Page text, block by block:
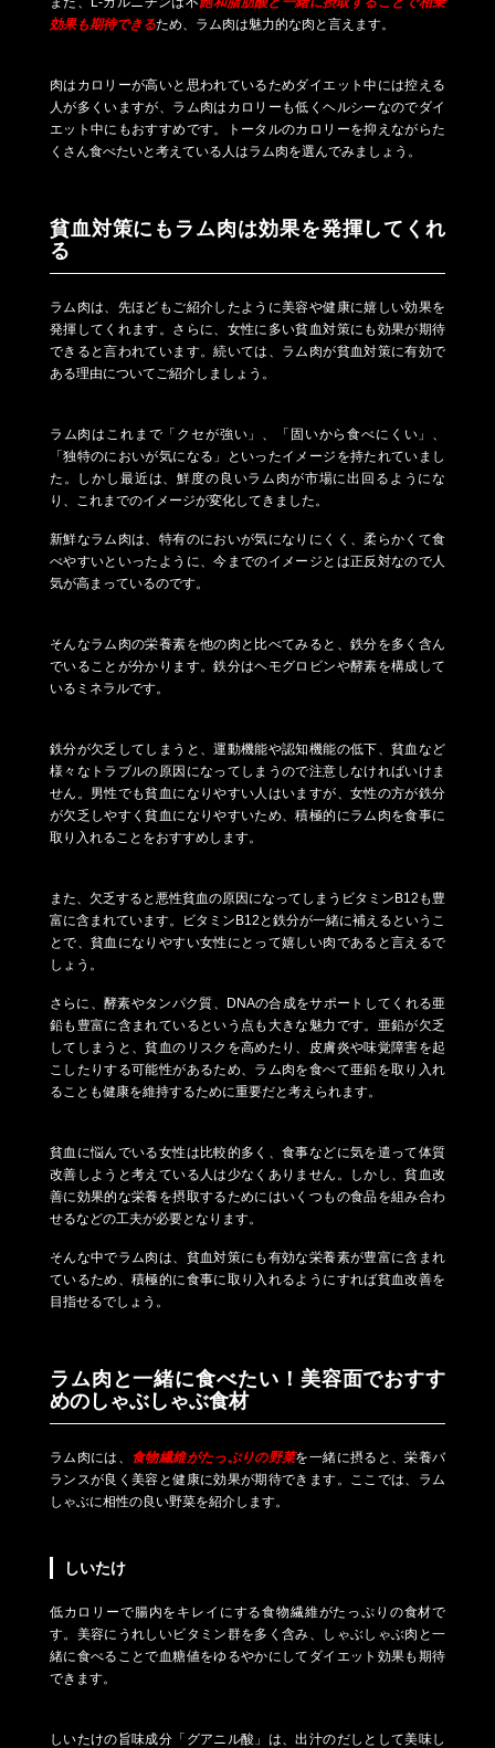
効果も期待できるため、ラム肉は魅力的な肉と言えます。
肉はカロリーが高いと思われているためダイエット中には控える
人が多くいますが、ラム肉はカロリーも低くヘルシーなのでダイ
エット中にもおすすめです。トータルのカロリーを抑えながらた
くさん食べたいと考えている人はラム肉を選んでみましょう。
貧血対策にもラム肉は効果を発揮してくれ
る
ラム肉は、先ほどもご紹介したように美容や健康に嬉しい効果を
発揮してくれます。さらに、女性に多い貧血対策にも効果が期待
できると言われています。続いては、ラム肉が貧血対策に有効で
ある理由についてご紹介しましょう。
ラム肉はこれまで「クセが強い」、「固いから食べにくい」、
「独特のにおいが気になる」といったイメージを持たれていまし
た。しかし最近は、鮮度の良いラム肉が市場に出回るようにな
り、これまでのイメージが変化してきました。
新鮮なラム肉は、特有のにおいが気になりにくく、柔らかくて食
べやすいといったように、今までのイメージとは正反対なので人
気が高まっているのです。
そんなラム肉の栄養素を他の肉と比べてみると、鉄分を多く含ん
でいることが分かります。鉄分はヘモグロビンや酵素を構成して
いるミネラルです。
鉄分が欠乏してしまうと、運動機能や認知機能の低下、貧血など
様々なトラブルの原因になってしまうので注意しなければいけま
せん。男性でも貧血になりやすい人はいますが、女性の方が鉄分
が欠乏しやすく貧血になりやすいため、積極的にラム肉を食事に
取り入れることをおすすめします。
また、欠乏すると悪性貧血の原因になってしまうビタミンB12も豊
富に含まれています。ビタミンB12と鉄分が一緒に補えるというこ
とで、貧血になりやすい女性にとって嬉しい肉であると言えるで
しょう。
さらに、酵素やタンパク質、DNAの合成をサポートしてくれる亜
鉛も豊富に含まれているという点も大きな魅力です。亜鉛が欠乏
してしまうと、貧血のリスクを高めたり、皮膚炎や味覚障害を起
こしたりする可能性があるため、ラム肉を食べて亜鉛を取り入れ
ることも健康を維持するために重要だと考えられます。
貧血に悩んでいる女性は比較的多く、食事などに気を遣って体質
改善しようと考えている人は少なくありません。しかし、貧血改
善に効果的な栄養を摂取するためにはいくつもの食品を組み合わ
せるなどの工夫が必要となります。
そんな中でラム肉は、貧血対策にも有効な栄養素が豊富に含まれ
ているため、積極的に食事に取り入れるようにすれば貧血改善を
目指せるでしょう。
ラム肉と一緒に食べたい！美容面でおすす
めのしゃぶしゃぶ食材
ラム肉には、 食物繊維がたっぷりの野菜を一緒に摂ると、栄養バ
ランスが良く美容と健康に効果が期待できます。ここでは、ラム
しゃぶに相性の良い野菜を紹介します。
しいたけ
低カロリーで腸内をキレイにする食物繊維がたっぷりの食材で
す。美容にうれしいビタミン群を多く含み、しゃぶしゃぶ肉と一
緒に食べることで血糖値をゆるやかにしてダイエット効果も期待
できます。
しいたけの旨味成分「グアニル酸」は、出汁のだしとして美味し